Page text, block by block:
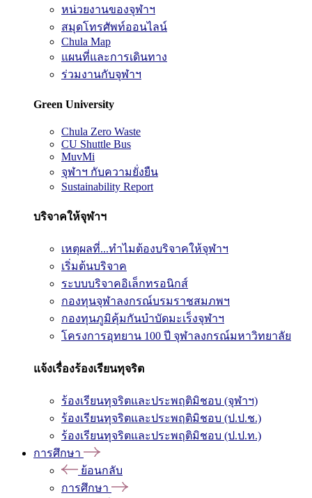
หน่วยงานของจุฬาฯ
สมุดโทรศัพท์ออนไลน์
Chula Map
แผนที่และการเดินทาง
ร่วมงานกับจุฬาฯ
Green University
Chula Zero Waste
CU Shuttle Bus
MuvMi
จุฬาฯ กับความยั่งยืน
Sustainability Report
บริจาคให้จุฬาฯ
เหตุผลที่...ทำไมต้องบริจาคให้จุฬาฯ
เริ่มต้นบริจาค
ระบบบริจาคอิเล็กทรอนิกส์
กองทุนจุฬาลงกรณ์บรมราชสมภพฯ
กองทุนภูมิคุ้มกันบำบัดมะเร็งจุฬาฯ
โครงการอุทยาน 100 ปี จุฬาลงกรณ์มหาวิทยาลัย
แจ้งเรื่องร้องเรียนทุจริต
ร้องเรียนทุจริตและประพฤติมิชอบ (จุฬาฯ)
ร้องเรียนทุจริตและประพฤติมิชอบ (ป.ป.ช.)
ร้องเรียนทุจริตและประพฤติมิชอบ (ป.ป.ท.)
การศึกษา
ย้อนกลับ
การศึกษา